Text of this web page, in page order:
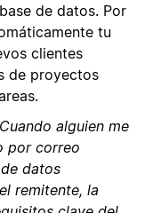
de datos. Por
tu
clientes
de proyectos
alguien me
por correo
datos
remitente, la